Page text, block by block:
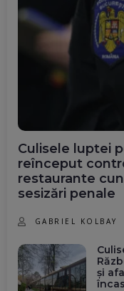
Culisele luptei
reînceput
restaurante
sesizări penale
GABRIEL KOLBAY
și